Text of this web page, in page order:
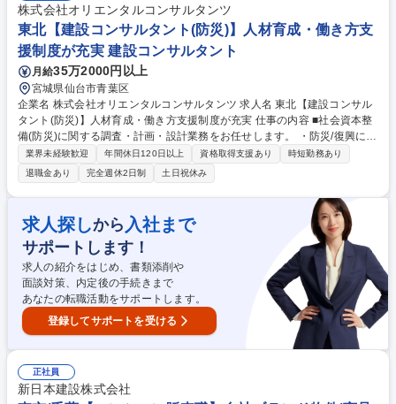
昇格はもちろん、スターツグループ各社への異動も可能なため、多彩なキ
ャリアを形成できます。 募集職種 [神奈川]ピタットハウス売買仲介営業/不
動産業界経験者歓迎★安心の固定給制度
株式会社オリエンタルコンサルタンツ
東北【建設コンサルタント(防災)】人材育成・働き方支
援制度が充実 建設コンサルタント
月給35万2000円以上
宮城県仙台市青葉区
企業名 株式会社オリエンタルコンサルタンツ 求人名 東北【建設コンサル
タント(防災)】人材育成・働き方支援制度が充実 仕事の内容 ■社会資本整
備(防災)に関する調査・計画・設計業務をお任せします。 ・防災/復興に関
するハード/ソフトの多様な業務実績と、様々な知見/技術があります。そ
れらを活かし、津波シミュレーションの活用や予防/評価/対策/災害復興支
援、リスクマネジメントに至るあらゆる面から、対災害性の強いまちづく
りを提供します。 ・大地震でも道路交通の確保が可能となる、橋台/ボッ
クスカルバートと接続し土工部の沈下対策に有効な地震対策型段差抑制工
を開発しました 募集職種 東北【建設コンサルタント(防災)】人材育成・働
き方支援制度が充実
業界未経験歓迎 年間休日120日以上 資格取得支援あり
時短勤務あり
退職金あり
完全週休2日制 土日祝休み
求人探しから 入社まで
サポートします！
求人の紹介をはじめ、書類添削や
面談対策、内定後の手続きまで
あなたの転職活動をサポートします。
登録してサポートを受ける
正社員
新日本建設株式会社